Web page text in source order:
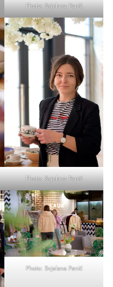
Photo: Svjelana Panić
Photo: Svjelana Panić
Photo: Svjelana Panić